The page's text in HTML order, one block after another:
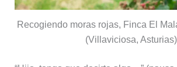
Recogiendo moras rojas, Finca El
(Villaviciosa, Asturias)